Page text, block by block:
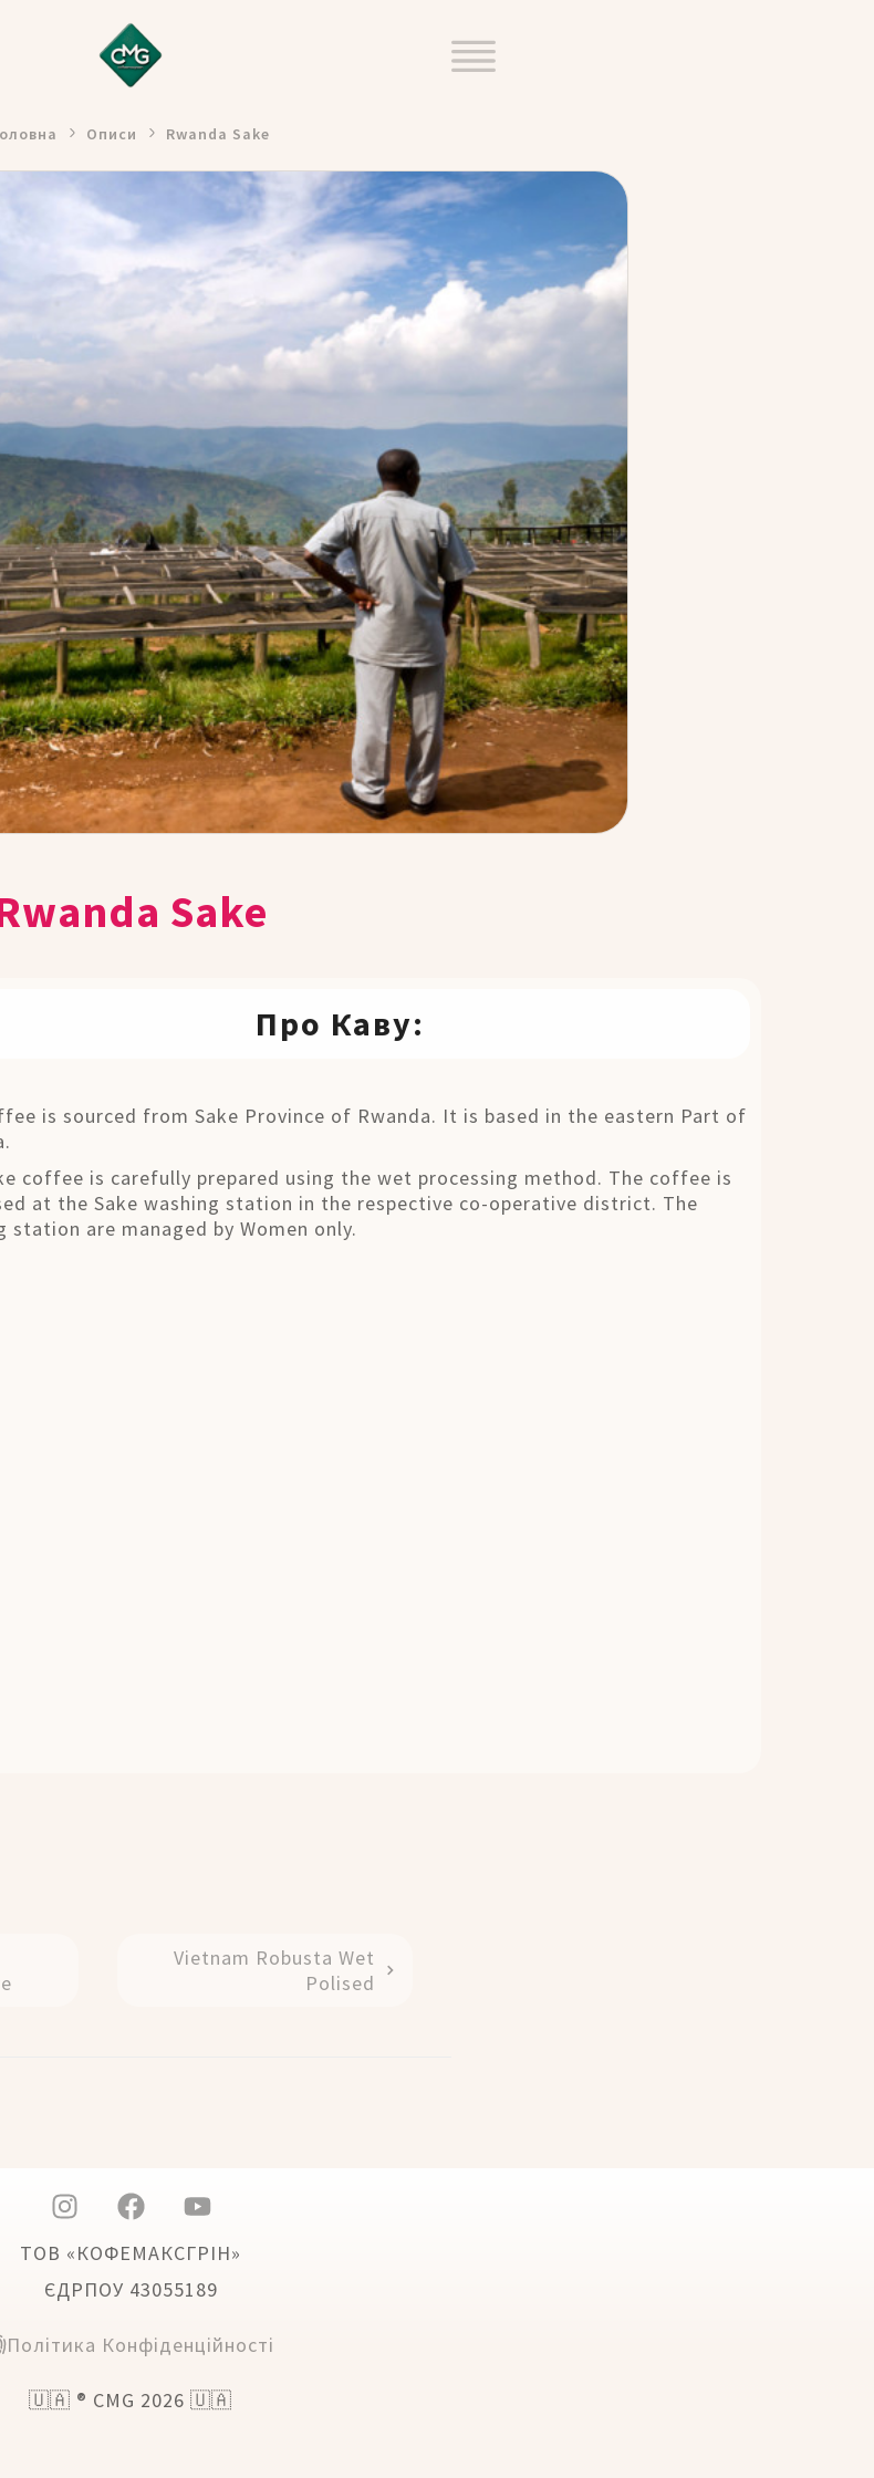
Описи Rwanda Sake
Sake
Про Каву:
is sourced from Sake Province of Rwanda. It is based in the eastern Part of
coffee is carefully prepared using the wet processing method. The coffee is
at the Sake washing station in the respective co-operative district. The
station are managed by Women only.
Vietnam Robusta Wet
Polised
ТОВ «КОФЕМАКСГРІН»
ЄДРПОУ 43055189
Політика Конфіденційності
🇺🇦 ® CMG 2026 🇺🇦